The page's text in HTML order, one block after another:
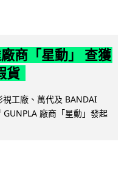
商「星動」 查獲
貨
工廠、萬代及 BANDAI
廠商「星動」發起